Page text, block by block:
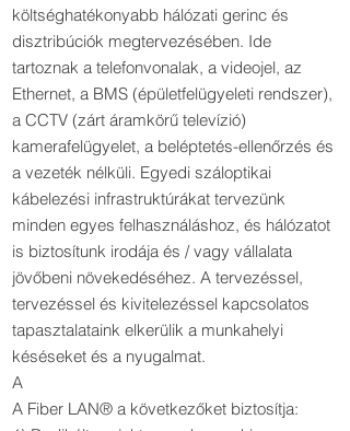
költséghatékonyabb hálózati gerinc és
disztribúciók megtervezésében. Ide
tartoznak a telefonvonalak, a videojel, az
Ethernet, a BMS (épületfelügyeleti rendszer),
a CCTV (zárt áramkörű televízió)
kamerafelügyelet, a beléptetés-ellenőrzés és
a vezeték nélküli. Egyedi száloptikai
kábelezési infrastruktúrákat tervezünk
minden egyes felhasználáshoz, és hálózatot
is biztosítunk irodája és / vagy vállalata
jövőbeni növekedéséhez. A tervezéssel,
tervezéssel és kivitelezéssel kapcsolatos
tapasztalataink elkerülik a munkahelyi
késéseket és a nyugalmat.
A
A Fiber LAN® a következőket biztosítja: